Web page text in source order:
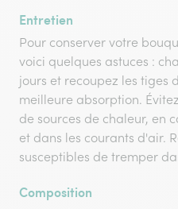
Entretien
Pour conserver votre
voici quelques astuces :
jours et recoupez les tiges
meilleure absorption.
de sources de chaleur, en
et dans les courants d'air.
susceptibles de tremper
Composition